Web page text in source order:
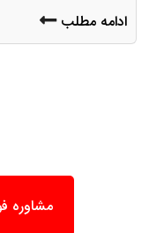
ادامه مطلب
مشاوره